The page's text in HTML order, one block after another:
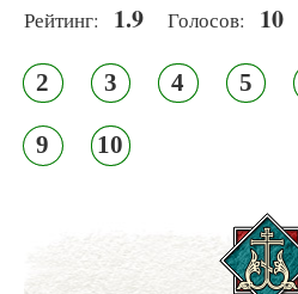
Рейтинг: 1.9 Голосов: 10
2 3 4 5
9 10